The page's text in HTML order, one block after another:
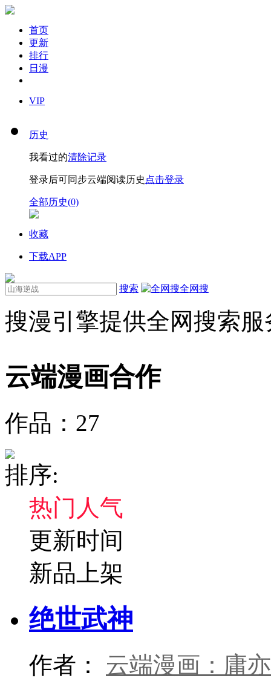
首页
更新
排行
日漫
VIP
历史
我看过的清除记录
登录后可同步云端阅读历史 点击登录
全部历史(0)
收藏
下载APP
搜索 全网搜
搜漫引擎提供全网搜索服
云端漫画合作
作品： 27
排序:
热门人气
更新时间
新品上架
绝世武神
作者：
云端漫画：庸